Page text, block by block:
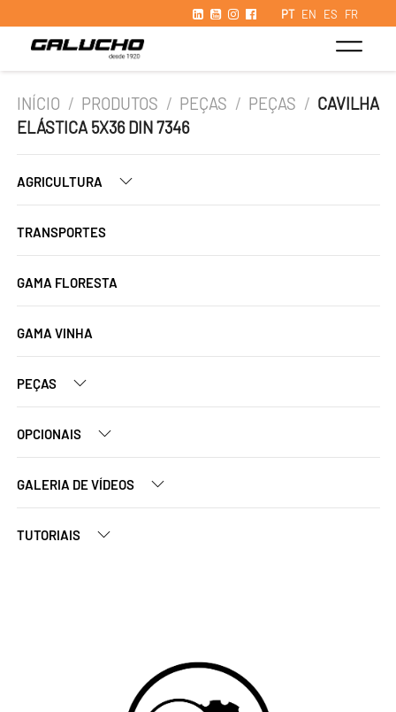
PT EN ES FR
INÍCIO / PRODUTOS / PEÇAS / PEÇAS / CAVILHA
ELÁSTICA 5X36 DIN 7346
AGRICULTURA
TRANSPORTES
GAMA FLORESTA
GAMA VINHA
PEÇAS
OPCIONAIS
GALERIA DE VÍDEOS
TUTORIAIS